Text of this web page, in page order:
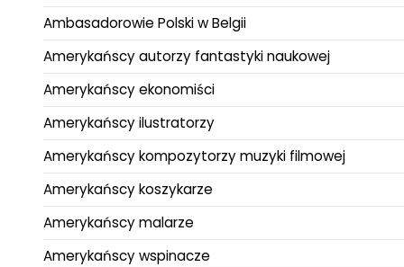
Ambasadorowie Polski w Belgii
Amerykańscy autorzy fantastyki naukowej
Amerykańscy ekonomiści
Amerykańscy ilustratorzy
Amerykańscy kompozytorzy muzyki filmowej
Amerykańscy koszykarze
Amerykańscy malarze
Amerykańscy wspinacze